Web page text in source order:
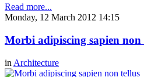
Read more...
Monday, 12 March 2012 14:15
Morbi adipiscing sapien non
in Architecture